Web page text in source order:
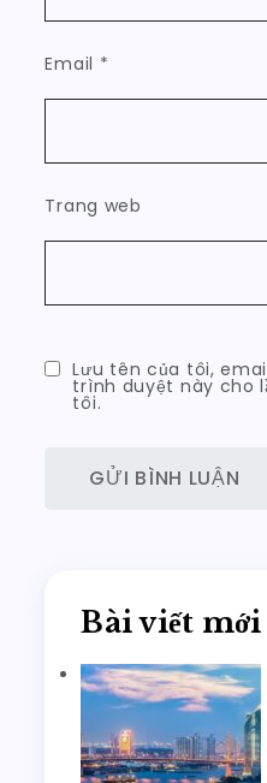
Email *
Trang web
Lưu tên của tôi,
trình duyệt này cho
tôi.
Bài viết mới